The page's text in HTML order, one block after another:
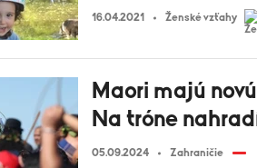
16.04.2021 Ženské vzťahy
Maori majú
Na tróne
05.09.2024 Zahraničie